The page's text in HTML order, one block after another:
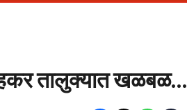
तालुक्यात खळबळ…